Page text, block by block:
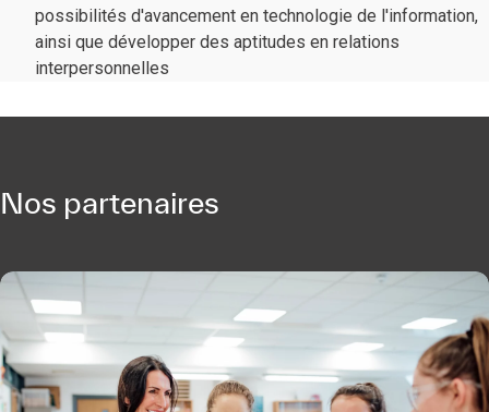
possibilités d'avancement en technologie de l'information,
ainsi que développer des aptitudes en relations
interpersonnelles
Nos partenaires